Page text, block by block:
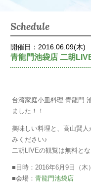
Schedule
開催日：2016.06.09(木)
青龍門池袋店 二胡
台湾家庭小皿料理 青龍門
ました！！
美味しい料理と、高山賢
みください♪
二胡LIVEの観覧は無料とな
■日時：2016年6月9日（木）
■会場：青龍門池袋店